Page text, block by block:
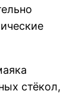
стёкол,